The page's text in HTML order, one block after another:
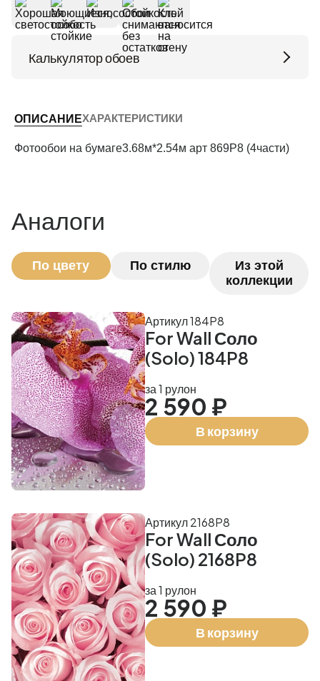
Калькулятор обоев
Периметр комнаты (м)
ОПИСАНИЕХАРАКТЕРИСТИКИ
Фотообои на бумаге3.68м*2.54м арт 869P8 (4части)
Аналоги
По цвету По стилю
Из этой
коллекции
For Wall Соло
(Solo) 184P8
Артикул 184P8
за 1 рулон
2 590 ₽
В корзину
For Wall Соло
(Solo) 2168P8
Артикул 2168P8
за 1 рулон
2 590 ₽
В корзину